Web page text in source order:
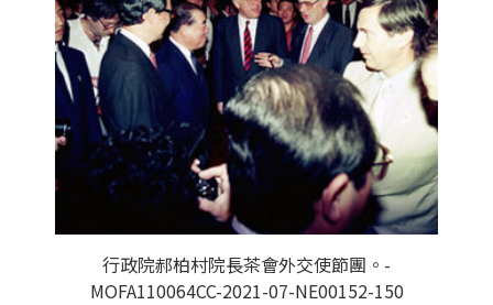
行政院郝柏村院長茶會外交使節團。-
MOFA110064CC-2021-07-NE00152-150